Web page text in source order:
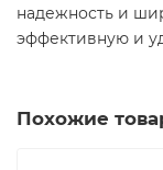
надежность и
эффективную и
Похожие